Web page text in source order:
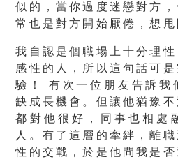
似的，當你過度迷戀對方
常也是對方開始厭倦，想甩
我自認是個職場上十分理
感性的人，所以這句話可
驗！ 有次一位朋友告訴我
缺成長機會。但讓他猶豫
都對他很好，同事也相處
人。有了這層的牽絆，離
性的交戰，於是他問我是否